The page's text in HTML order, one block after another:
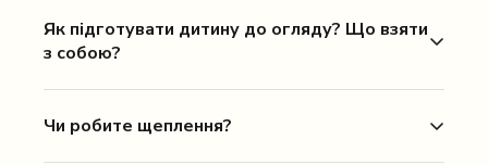
Як підготувати дитину до огляду? Що взяти
з собою?
Чи робите щеплення?